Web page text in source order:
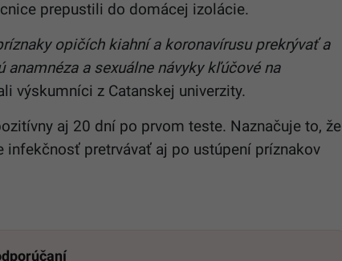
prepustili do domácej izolácie.
opičíchkiahní a koronavírusu prekrývať a
a sexuálne návyky kľúčové na
výskumníci z Catanskej univerzity.
aj 20 dní po prvom teste. Naznačuje to, že
pretrvávať aj po ustúpení príznakov